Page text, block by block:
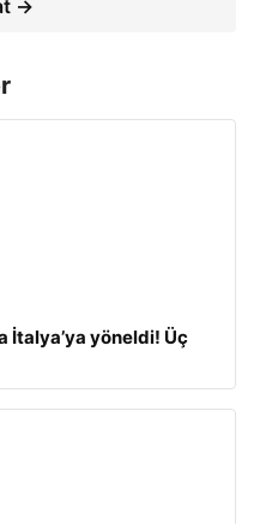
→
İtalya’ya yöneldi! Üç